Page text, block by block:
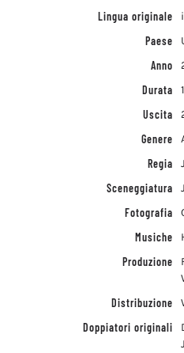
Lingua originale
Paese
Anno
Durata
Uscita
Genere
Regia
Sceneggiatura
Fotografia
Musiche
Produzione
Distribuzione
Doppiatori originali